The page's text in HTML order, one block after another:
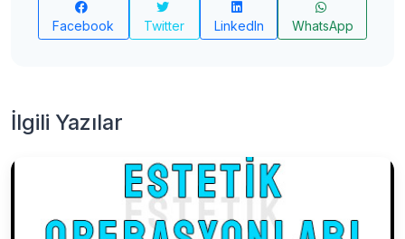
Facebook Twitter LinkedIn WhatsApp
İlgili Yazılar